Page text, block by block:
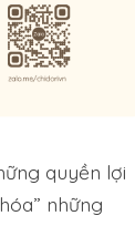
quyền lợi
những